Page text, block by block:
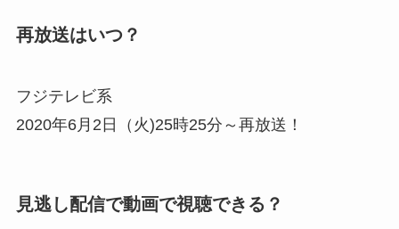
再放送はいつ？
フジテレビ系
2020年6月2日（火)25時25分～再放送！
見逃し配信で動画で視聴できる？